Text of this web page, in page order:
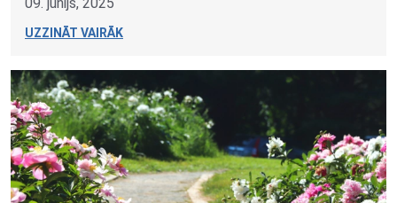
UZZINĀT VAIRĀK